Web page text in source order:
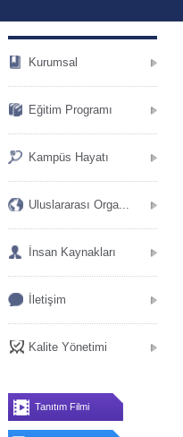
Kurumsal
Eğitim Programı
Kampüs Hayatı
Uluslararası Orga...
İnsan Kaynakları
İletişim
Kalite Yönetimi
Tanıtım Filmi